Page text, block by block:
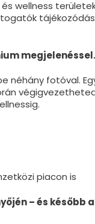
wellness
megjelenéssel.
néhány fotóval.
piacon is
– és később a